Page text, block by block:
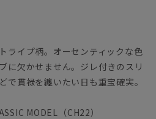
ライプ柄。オーセンティックな色
に欠かせません。ジレ付きのスリ
で貫禄を纏いたい日も重宝確実。
MODEL（CH22）